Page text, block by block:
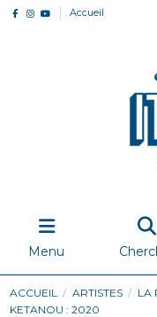
Accueil
Menu
ACCUEIL ARTISTES LA
KETANOU : 2020